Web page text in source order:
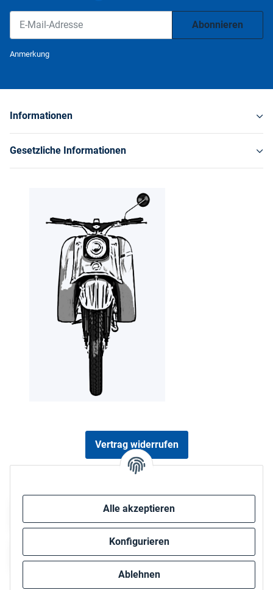
Alle akzeptieren
Konfigurieren
Ablehnen
Abonnieren
Anmerkung
Informationen
Gesetzliche Informationen
Vertrag widerrufen